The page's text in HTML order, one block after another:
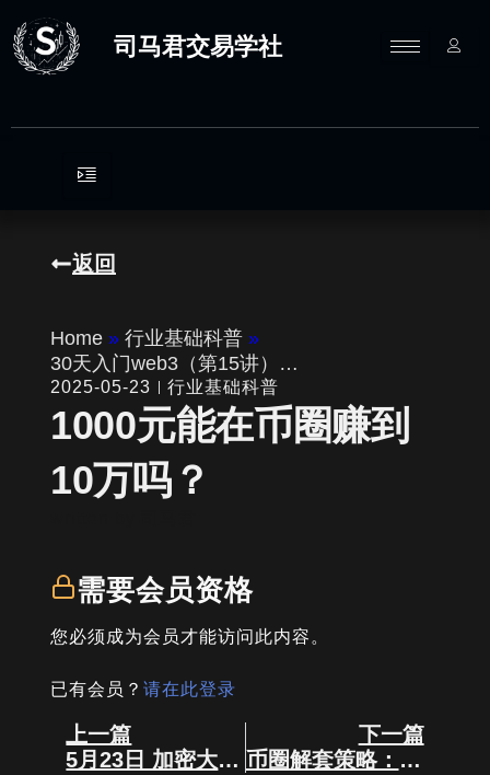
至
内
司马君交易学社
返回
Home » 行业基础科普 »
30天入门web3（第15讲）…
2025-05-23 行业基础科普
1000元能在币圈赚到
10万吗？
需要会员资格
您必须成为会员才能访问此内容。
已有会员？ 请在此登录
Prev
上一篇
5月23日 加密大事件
下一篇
币圈解套策略：理性剖析与专业应对